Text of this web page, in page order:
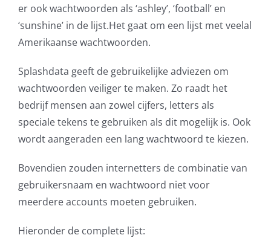
Remote Help
Contact
er ook wachtwoorden als ‘ashley’, ‘football’ en
‘sunshine’ in de lijst.Het gaat om een lijst met veelal
Amerikaanse wachtwoorden.
Splashdata geeft de gebruikelijke adviezen om
wachtwoorden veiliger te maken. Zo raadt het
bedrijf mensen aan zowel cijfers, letters als
speciale tekens te gebruiken als dit mogelijk is. Ook
wordt aangeraden een lang wachtwoord te kiezen.
Bovendien zouden internetters de combinatie van
gebruikersnaam en wachtwoord niet voor
meerdere accounts moeten gebruiken.
Hieronder de complete lijst: